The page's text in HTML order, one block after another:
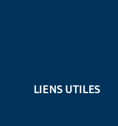
LIENS UTILES